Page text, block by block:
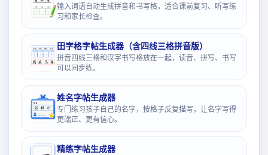
输入词语自动生成拼音和书写格，适合课前复习、听写练
习和家长检查。
田字格字帖生成器（含四线三格拼音版）
拼音四线三格和汉字书写格放在一起，读音、拼写、书写
可以同步练。
姓名字帖生成器
专门练习孩子自己的名字，按格子反复描写，让名字写得
更端正、更有信心。
精练字帖生成器